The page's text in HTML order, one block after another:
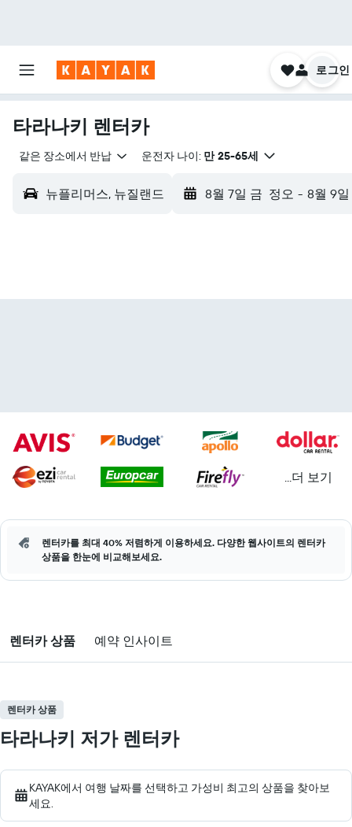
로그인
타라나키 렌터카
같은 장소에서 반납 운전자 나이: 만 25-65세
뉴플리머스, 뉴질랜드 8월 7일 금 정오 - 8월 9일
...더 보기
렌터카를 최대 40% 저렴하게 이용하세요. 다양한 웹사이트의 렌터카
상품을 한눈에 비교해보세요.
렌터카 상품 예약 인사이트
렌터카 상품
타라나키 저가 렌터카
KAYAK​에서 여행 날짜를 선택하고 가성비 최고의 상품을 찾아보
세요.